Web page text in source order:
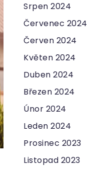
Srpen 2024
Červenec 2024
Červen 2024
Květen 2024
Duben 2024
Březen 2024
Únor 2024
Leden 2024
Prosinec 2023
Listopad 2023